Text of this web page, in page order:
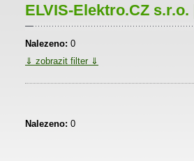
ELVIS-Elektro.CZ s.r.o. |
Nalezeno: 0
⇓ zobrazit filter ⇓
Nalezeno: 0